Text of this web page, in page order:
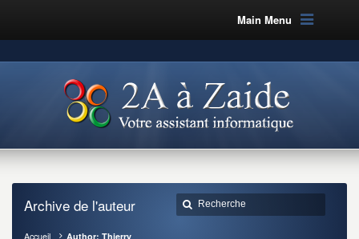
Main Menu
Archive de l'auteur
Accueil Author: Thierry